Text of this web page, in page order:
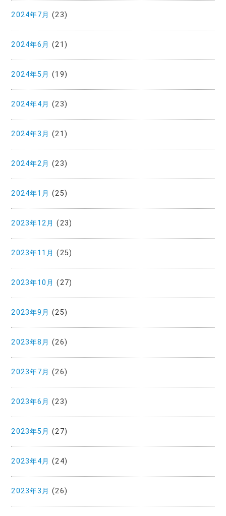
2024年7月 (23)
2024年6月 (21)
2024年5月 (19)
2024年4月 (23)
2024年3月 (21)
2024年2月 (23)
2024年1月 (25)
2023年12月 (23)
2023年11月 (25)
2023年10月 (27)
2023年9月 (25)
2023年8月 (26)
2023年7月 (26)
2023年6月 (23)
2023年5月 (27)
2023年4月 (24)
2023年3月 (26)